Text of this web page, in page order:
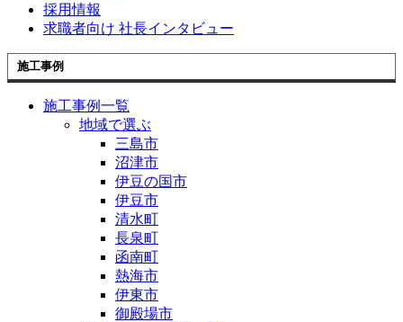
採用情報
求職者向け 社長インタビュー
施工事例
施工事例一覧
地域で選ぶ
三島市
沼津市
伊豆の国市
伊豆市
清水町
長泉町
函南町
熱海市
伊東市
御殿場市